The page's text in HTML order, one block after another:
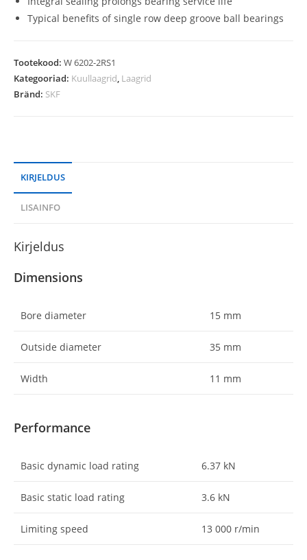
Typical benefits of single row deep groove ball bearings
Tootekood: W 6202-2RS1
Kategooriad: Kuullaagrid, Laagrid
Bränd: SKF
KIRJELDUS
LISAINFO
Kirjeldus
Dimensions
Bore diameter 15 mm
Outside diameter 35 mm
Width 11 mm
Performance
Basic dynamic load rating 6.37 kN
Basic static load rating 3.6 kN
Limiting speed 13 000 r/min